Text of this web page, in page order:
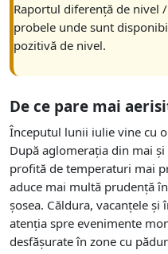
Raportul diferență de nivel
probele unde sunt
pozitivă de nivel.
De ce pare mai
Începutul lunii iulie vine cu
După aglomerația din mai
profită de temperaturi mai
aduce mai multă prudență
șosea. Căldura, vacanțele
atenția spre evenimente
desfășurate în zone cu